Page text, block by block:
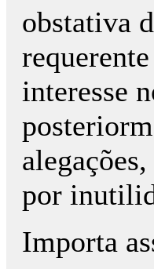
obstativa
interesse
por
Importa